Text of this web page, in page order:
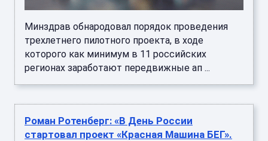
Минздрав обнародовал порядок проведения
трехлетнего пилотного проекта, в ходе
которого как минимум в 11 российских
регионах заработают передвижные ап ...
Роман Ротенберг: «В День России
стартовал проект «Красная Машина БЕГ».